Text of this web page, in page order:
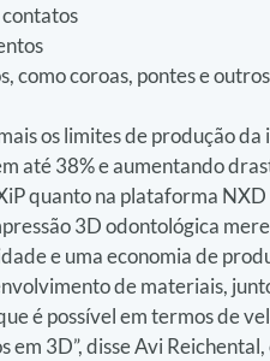
como coroas, pontes e
os limites de produção
até 38% e aumentando
quanto na plataforma
3D odontológica
e uma economia de
de materiais,
é possível em termos de
em 3D”, disse Avi